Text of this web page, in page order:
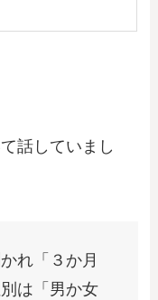
話していまし
れ「３か月
は「男か女